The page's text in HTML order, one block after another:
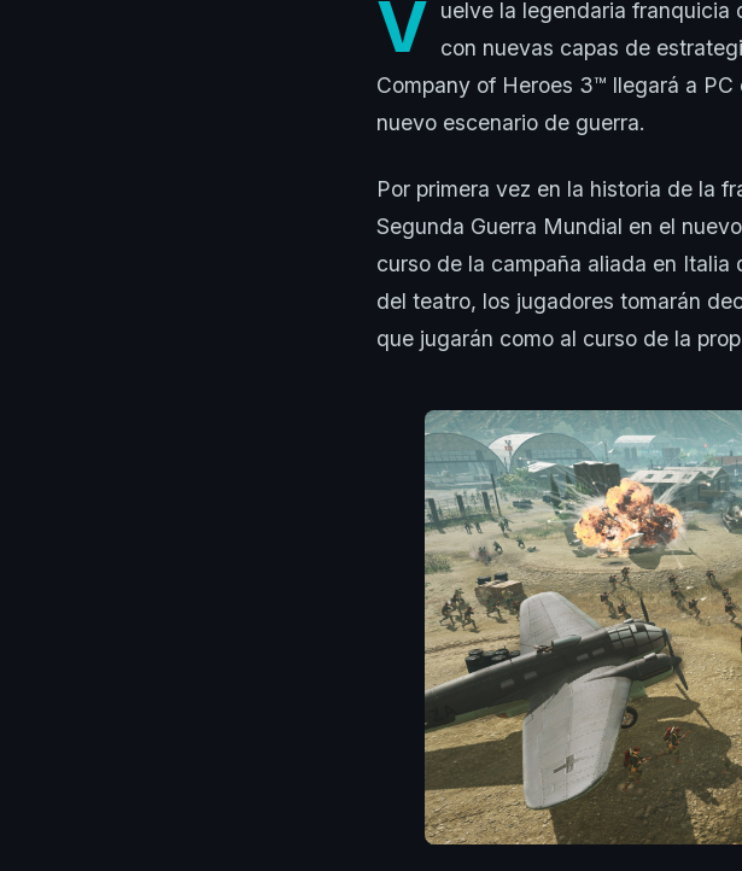
V uelve la legendaria franquicia
con nuevas capas de
Company of Heroes 3™ llegará a
nuevo escenario de guerra.
Por primera vez en la historia de la
Segunda Guerra Mundial en el
curso de la campaña aliada en
del teatro, los jugadores tomarán
que jugarán como al curso de la